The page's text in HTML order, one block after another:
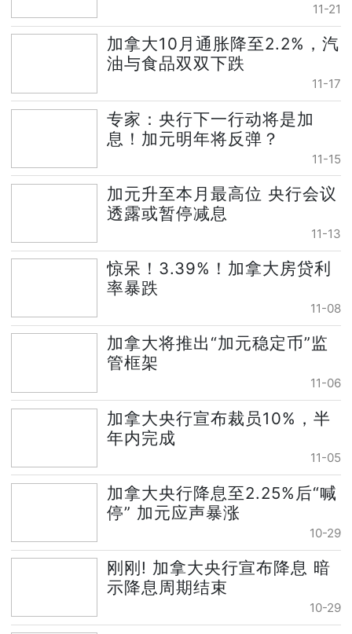
11-21
加拿大10月通胀降至2.2%，汽
油与食品双双下跌
11-17
专家：央行下一行动将是加
息！加元明年将反弹？
11-15
加元升至本月最高位 央行会议
透露或暂停减息
11-13
惊呆！3.39%！加拿大房贷利
率暴跌
11-08
加拿大将推出“加元稳定币”监
管框架
11-06
加拿大央行宣布裁员10%，半
年内完成
11-05
加拿大央行降息至2.25%后“喊
停” 加元应声暴涨
10-29
刚刚! 加拿大央行宣布降息 暗
示降息周期结束
10-29